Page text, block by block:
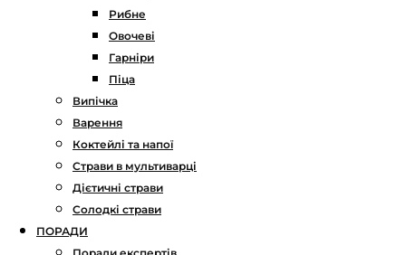
Рибне
Овочеві
Гарніри
Піца
Випічка
Варення
Коктейлі та напої
Страви в мультиварці
Дієтичні страви
Солодкі страви
ПОРАДИ